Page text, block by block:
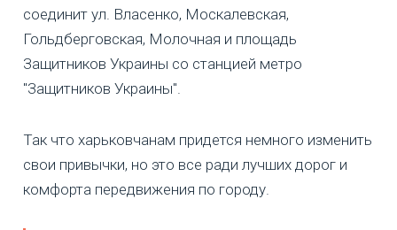
соединит ул. Власенко, Москалевская,
Гольдберговская, Молочная и площадь
Защитников Украины со станцией метро
"Защитников Украины".
Так что харьковчанам придется немного изменить
свои привычки, но это все ради лучших дорог и
комфорта передвижения по городу.